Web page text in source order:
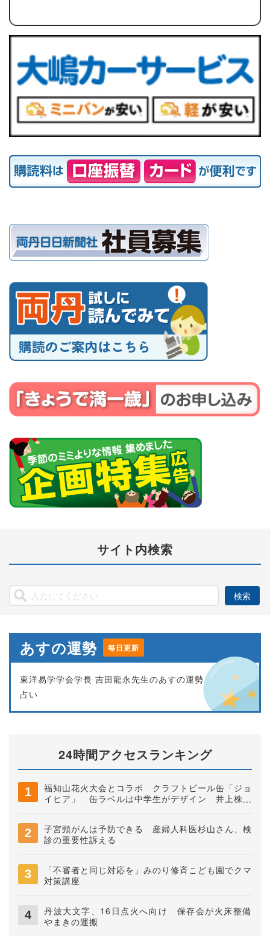
サイト内検索
あすの運勢 毎日更新
東洋易学学会学長 吉田龍永先生のあすの運勢
占い
24時間アクセスランキング
福知山花火大会とコラボ クラフトビール缶「ジョ
イヒア」 缶ラベルは中学生がデザイン 井上株式
子宮頸がんは予防できる 産婦人科医杉山さん、検
診の重要性訴える
「不審者と同じ対応を」みのり修斉こども園でクマ
対策講座
丹波大文字、16日点火へ向け 保存会が火床整備
やまきの運搬